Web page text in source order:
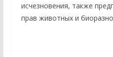
исчезновения, также
прав животных и